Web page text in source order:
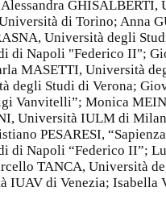
di Torino; Anna
Università degli
di Napoli "Federico II";
MASETTI, Università
degli Studi di Verona;
Vanvitelli”; Monica
Università IULM di
PESARESI,
di Napoli “Federico II”;
TANCA, Università
IUAV di Venezia; Isabella